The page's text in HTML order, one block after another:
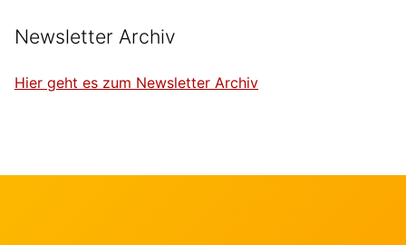
Newsletter Archiv
Hier geht es zum Newsletter Archiv
Skip back to main navigation